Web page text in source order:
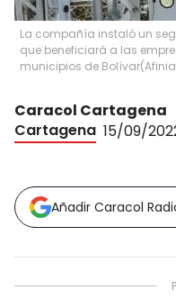
La compañía instaló un
que beneficiará a las
municipios de Bolívar(Afinia
Caracol Cartagena
Cartagena 15/09/
Añadir Caracol